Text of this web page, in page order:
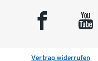
facebook youtube
Vertrag widerrufen